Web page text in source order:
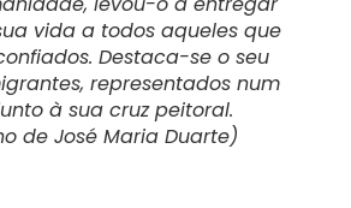
vida a todos aqueles que
Destaca-se o seu
representados num
à sua cruz peitoral.
de José Maria Duarte)